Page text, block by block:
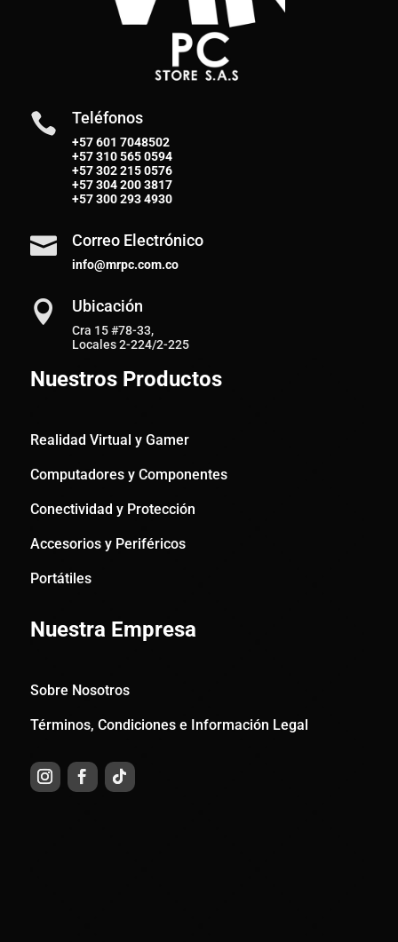
 Teléfonos
+57 601 7048502
+57310 565 0594
+57302 215 0576
+57304 200 3817
+57300 293 4930
 Correo Electrónico
info@mrpc.com.co
 Ubicación
Cra 15 #78-33,
Locales 2-224/2-225
Nuestros Productos
Realidad Virtual y Gamer
Computadores y Componentes
Conectividad y Protección
Accesorios y Periféricos
Portátiles
Nuestra Empresa
Sobre Nosotros
Términos, Condiciones e Información Legal